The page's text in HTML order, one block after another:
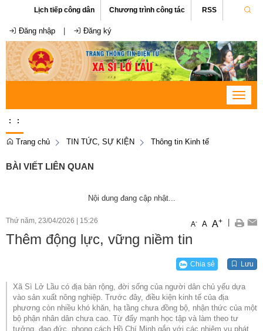
Lịch tiếp công dân Chương trình công tác RSS
Đăng nhập Đăng ký
Toggle
: :
Trang chủ TIN TỨC, SỰ KIỆN Thông tin Kinh tế
BÀI VIẾT LIÊN QUAN
Nội dung đang cập nhật...
Thứ năm, 23/04/2026 15:26 A- A A+
Thêm động lực, vững niềm tin
Chia sẻ Lưu
Xã Sì Lở Lầu có địa bàn rộng, đời sống của người dân chủ yếu dựa
vào sản xuất nông nghiệp. Trước đây, điều kiện kinh tế của địa
phương còn nhiều khó khăn, hạ tầng chưa đồng bộ, nhận thức của một
bộ phận nhân dân chưa cao. Từ đẩy mạnh học tập và làm theo tư
tưởng, đạo đức, phong cách Hồ Chí Minh gắn với các nhiệm vụ phát